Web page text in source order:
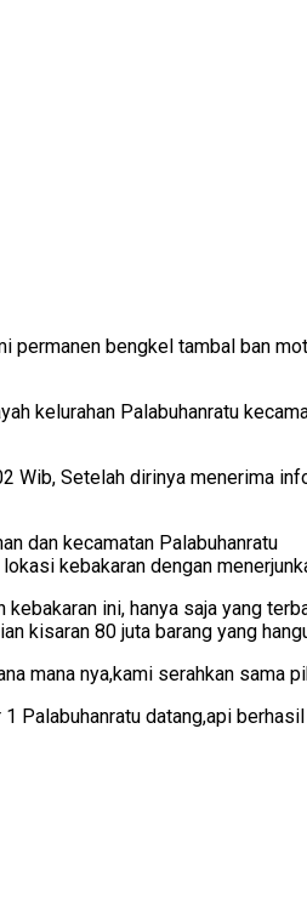
permanen bengkel tambal ban
kelurahan Palabuhanratu
Wib, Setelah dirinya menerima
dan kecamatan Palabuhanratu
kebakaran dengan
ini, hanya saja yang
kisaran 80 juta barang yang
mana nya,kami serahkan sama
Palabuhanratu datang,api